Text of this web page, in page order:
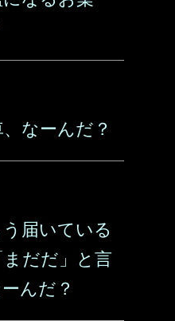
なーんだ？
届いている
だだ」と言
んだ？